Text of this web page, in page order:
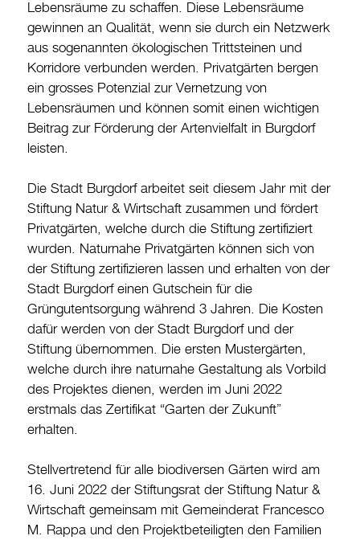
Lebensräume zu schaffen. Diese Lebensräume
gewinnen an Qualität, wenn sie durch ein Netzwerk
aus sogenannten ökologischen Trittsteinen und
Korridore verbunden werden. Privatgärten bergen
ein grosses Potenzial zur Vernetzung von
Lebensräumen und können somit einen wichtigen
Beitrag zur Förderung der Artenvielfalt in Burgdorf
leisten.
Die Stadt Burgdorf arbeitet seit diesem Jahr mit der
Stiftung Natur & Wirtschaft zusammen und fördert
Privatgärten, welche durch die Stiftung zertifiziert
wurden. Naturnahe Privatgärten können sich von
der Stiftung zertifizieren lassen und erhalten von der
Stadt Burgdorf einen Gutschein für die
Grüngutentsorgung während 3 Jahren. Die Kosten
dafür werden von der Stadt Burgdorf und der
Stiftung übernommen. Die ersten Mustergärten,
welche durch ihre naturnahe Gestaltung als Vorbild
des Projektes dienen, werden im Juni 2022
erstmals das Zertifikat “Garten der Zukunft”
erhalten.
Stellvertretend für alle biodiversen Gärten wird am
16. Juni 2022 der Stiftungsrat der Stiftung Natur &
Wirtschaft gemeinsam mit Gemeinderat Francesco
M. Rappa und den Projektbeteiligten den Familien